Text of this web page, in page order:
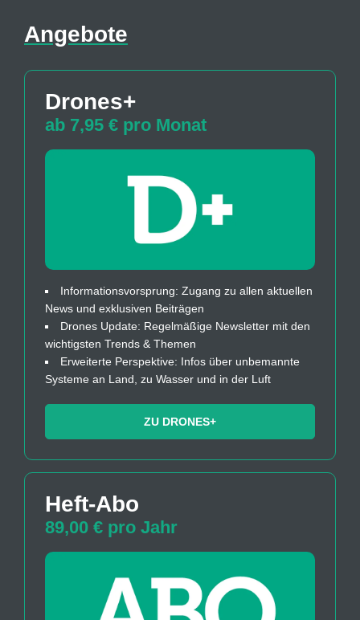
Angebote
Drones+
ab 7,95 € pro Monat
Informationsvorsprung: Zugang zu allen aktuellen
News und exklusiven Beiträgen
Drones Update: Regelmäßige Newsletter mit den
wichtigsten Trends & Themen
Erweiterte Perspektive: Infos über unbemannte
Systeme an Land, zu Wasser und in der Luft
ZU DRONES+
Heft-Abo
89,00 € pro Jahr